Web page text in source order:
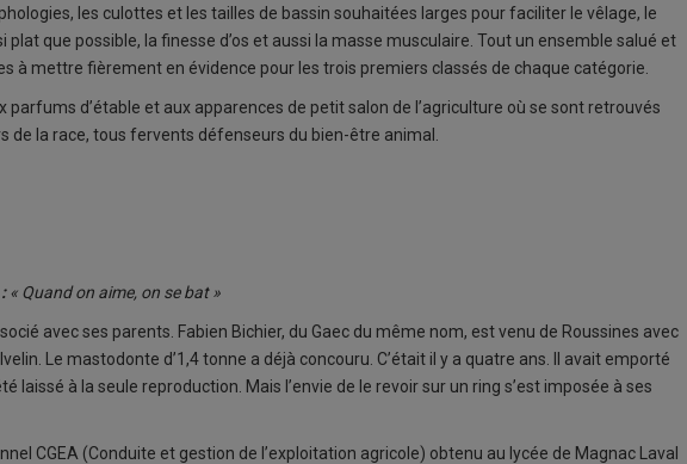
les culottes et les tailles de bassin souhaitées larges pour faciliter le vêlage, le
plat que possible, la finesse d’os et aussi la masse musculaire. Tout un ensemble salué et
à mettre fièrement en évidence pour les trois premiers classés de chaque catégorie.
parfums d’étable et aux apparences de petit salon de l’agriculture où se sont retrouvés
de la race, tous fervents défenseurs du bien-être animal.
« Quand on aime, on se bat »
avec ses parents. Fabien Bichier, du Gaec du même nom, est venu de Roussines avec
Le mastodonte d’1,4 tonne a déjà concouru. C’était il y a quatre ans. Il avait emporté
laissé à la seule reproduction. Mais l’envie de le revoir sur un ring s’est imposée à ses
CGEA (Conduite et gestion de l’exploitation agricole) obtenu au lycée de Magnac Laval